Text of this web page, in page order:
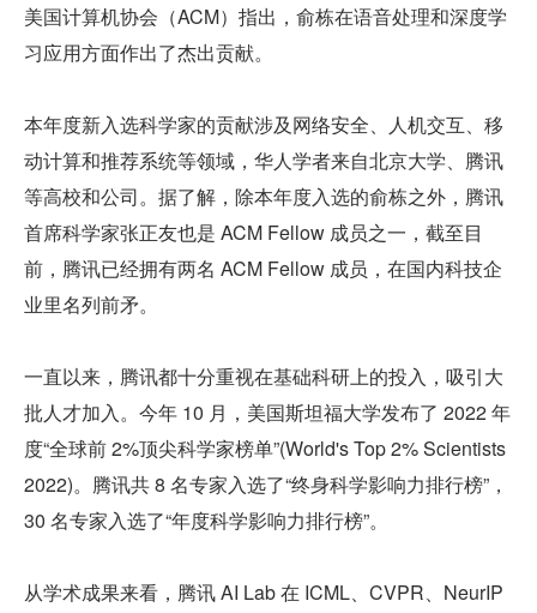
美国计算机协会（ACM）指出，俞栋在语音处理和深度学
习应用方面作出了杰出贡献。
本年度新入选科学家的贡献涉及网络安全、人机交互、移
动计算和推荐系统等领域，华人学者来自北京大学、腾讯
等高校和公司。据了解，除本年度入选的俞栋之外，腾讯
首席科学家张正友也是 ACM Fellow 成员之一，截至目
前，腾讯已经拥有两名 ACM Fellow 成员，在国内科技企
业里名列前矛。
一直以来，腾讯都十分重视在基础科研上的投入，吸引大
批人才加入。今年 10 月，美国斯坦福大学发布了 2022 年
度“全球前 2%顶尖科学家榜单”(World's Top 2% Scientists
2022)。腾讯共 8 名专家入选了“终身科学影响力排行榜”，
30 名专家入选了“年度科学影响力排行榜”。
从学术成果来看，腾讯 AI Lab 在 ICML、CVPR、NeurIP